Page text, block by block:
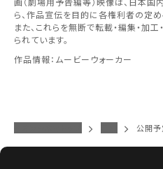
予約を変更する
九州
ら、作品宣伝を目的に各権利者の定
また、これらを無断で転載・編集・加
られています。
作品情報：ムービーウォーカー
公開